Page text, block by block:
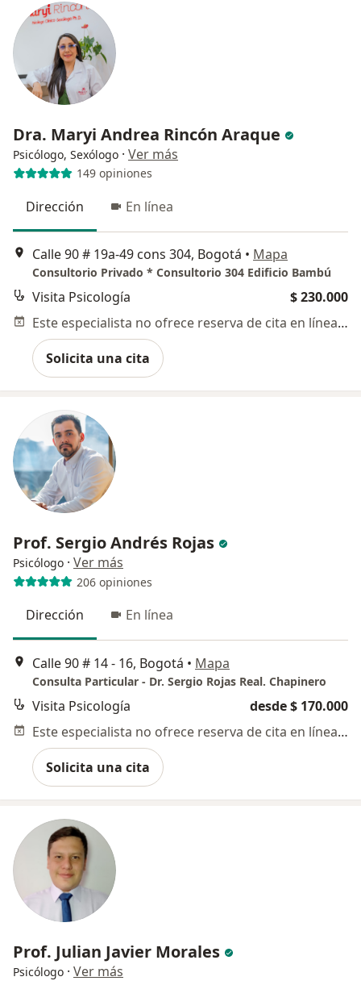
Dra. Maryi Andrea Rincón Araque
Psicólogo, Sexólogo · Ver más
149 opiniones
Dirección En línea
Calle 90 # 19a-49 cons 304, Bogotá • Mapa
Consultorio Privado * Consultorio 304 Edificio Bambú
Visita Psicología
$ 230.000
Este especialista no ofrece reserva de cita en línea en esta dirección.
Solicita una cita
Prof. Sergio Andrés Rojas
Psicólogo · Ver más
206 opiniones
Dirección En línea
Calle 90 # 14 - 16, Bogotá • Mapa
Consulta Particular - Dr. Sergio Rojas Real. Chapinero
Visita Psicología
desde $ 170.000
Este especialista no ofrece reserva de cita en línea en esta dirección.
Solicita una cita
Prof. Julian Javier Morales
Psicólogo · Ver más